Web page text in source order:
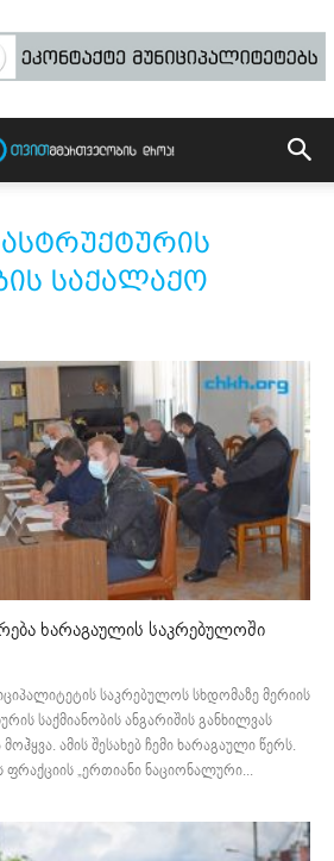
საქალაქო
ხარაგაულის საკრებულოში
საკრებულოს სხდომაზე მერიის
საქმიანობის ანგარიშის განხილვას
ამის შესახებ ჩემი ხარაგაული წერს.
„ერთიანი ნაციონალური...